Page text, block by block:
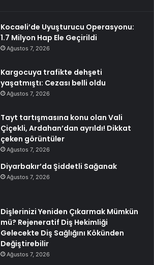
Kocaeli’de Uyuşturucu Operasyonu:
1.7 Milyon Hap Ele Geçirildi
Ağustos 7, 2026
Kargocuya trafikte dehşeti
yaşatmıştı: Cezası belli oldu
Ağustos 7, 2026
Tayt tartışmasına konu olan Vali
Çiçekli, Ardahan’dan ayrıldı! Dikkat
çeken görüntüler
Ağustos 7, 2026
Diyarbakır’da Şiddetli Sağanak
Ağustos 7, 2026
Dişlerinizi Yeniden Çıkarmak Mümkün
mü? Rejeneratif Diş Hekimliği
Gelecekte Diş Sağlığını Kökünden
Değiştirebilir
Ağustos 7, 2026